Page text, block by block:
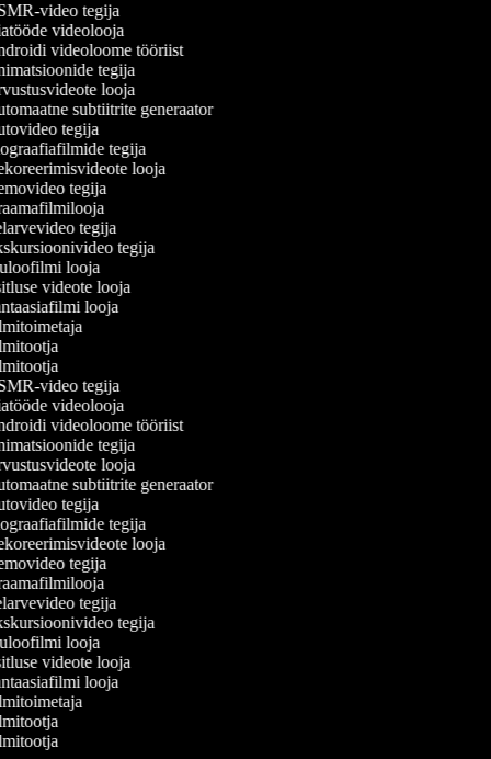
video tegija
videolooja
videoloome tööriist
tegija
looja
subtiitrite generaator
tegija
tegija
looja
tegija
tegija
tegija
looja
videote looja
looja
video tegija
videolooja
videoloome tööriist
tegija
looja
subtiitrite generaator
tegija
tegija
looja
tegija
tegija
tegija
looja
videote looja
looja